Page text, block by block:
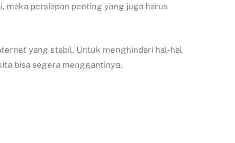
maka persiapan penting yang juga harus
yang stabil. Untuk menghindari hal-hal
bisa segera menggantinya.